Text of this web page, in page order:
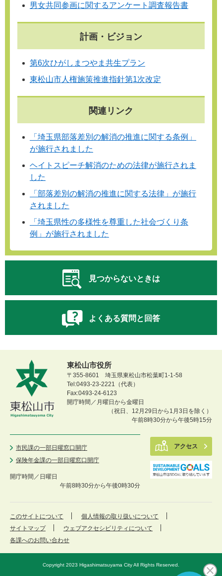
男女共同参画に関するアンケート調査報告書
計画・ビジョン
第6次ひがしまつやま共生プラン
東松山市人権施策推進指針第1次改定
関連リンク
「埼玉県部落差別の解消の推進に関する条例」
が施行されました
ヘイトスピーチ解消のための法律が施行されま
した
「部落差別の解消の推進に関する法律」が施行
されました
「埼玉県性の多様性を尊重した社会づくり条
例」が施行されました
見つからないときは
よくある質問と回答
東松山市役所
〒355-8601 埼玉県東松山市松葉町1-1-58
Tel:0493-23-2221（代表）
Fax:0493-24-6123
開庁時間／月曜日から金曜日
（祝日、12月29日から1月3日を除く）
午前8時30分から午後5時15分
市民課の一部日曜窓口開庁
保険年金課の一部日曜窓口開庁
開庁時間／ 日曜日
午前8時30分から午後0時30分
アクセス
このサイトについて
個人情報の取り扱いについて
サイトマップ
ウェブアクセシビリティについて
各課へのお問い合わせ
Copyright 2023 Higashimatsuyama City All Rights Reserved.